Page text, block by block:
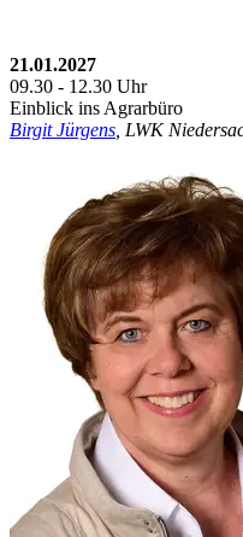
21.01.2027
09.30 - 12.30 Uhr
Einblick ins Agrarbüro
Birgit Jürgens , LWK